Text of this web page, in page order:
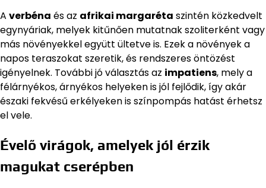
A verbéna és az afrikai margaréta szintén közkedvelt
egynyáriak, melyek kitűnően mutatnak szoliterként vagy
más növényekkel együtt ültetve is. Ezek a növények a
napos teraszokat szeretik, és rendszeres öntözést
igényelnek. További jó választás az impatiens, mely a
félárnyékos, árnyékos helyeken is jól fejlődik, így akár
északi fekvésű erkélyeken is színpompás hatást érhetsz
el vele.
Évelő virágok, amelyek jól érzik
magukat cserépben